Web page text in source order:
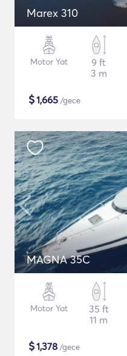
Marex 310
Motor Yat
9 ft
3 m
$1,665 /gece
MAGNA 35C
Motor Yat
35 ft
11 m
$1,378 /gece